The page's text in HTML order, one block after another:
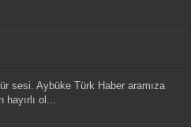
sesi. Aybüke Türk Haber aramıza
ol...